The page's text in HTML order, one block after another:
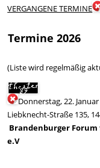
VERGANGENE TERMINE
Termine 2026
(Liste wird regelmäßig
Donnerstag, 22.
Liebknecht-Straße 135,
Brandenburger
e.V